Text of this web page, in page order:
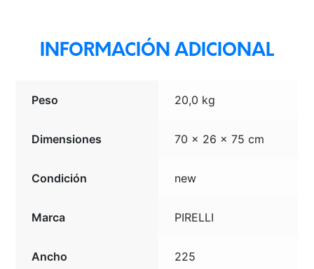
INFORMACIÓN ADICIONAL
Peso 20,0 kg
Dimensiones 70 × 26 × 75 cm
Condición new
Marca PIRELLI
Ancho 225